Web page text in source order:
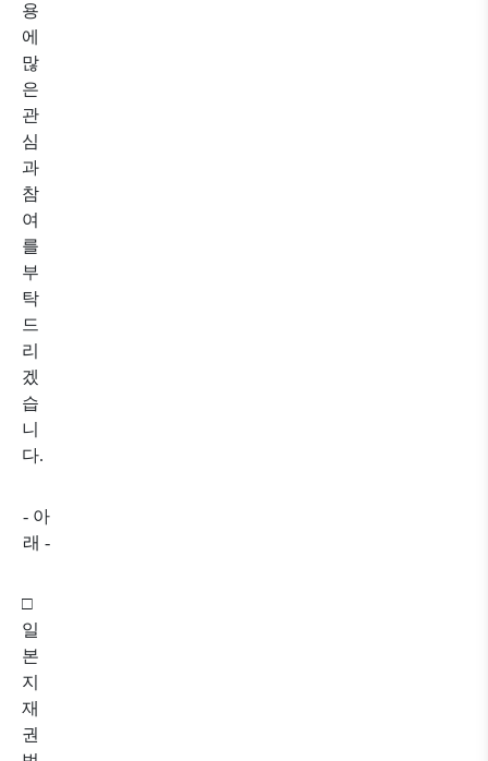
용
에
많
은
관
심
과
참
여
를
부
탁
드
리
겠
습
니
다.
- 아
래 -
□
일
본
지
재
권